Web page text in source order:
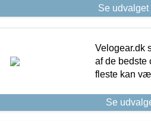
Se
Velogear.dk
af de bedste
fleste kan
Se